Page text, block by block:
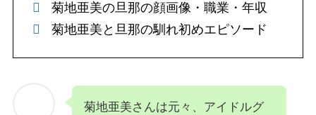
菊地亜美の旦那の顔画像・職業・年収
菊地亜美と旦那の馴れ初めエピソード
菊地亜美さんは元々、アイドルグ